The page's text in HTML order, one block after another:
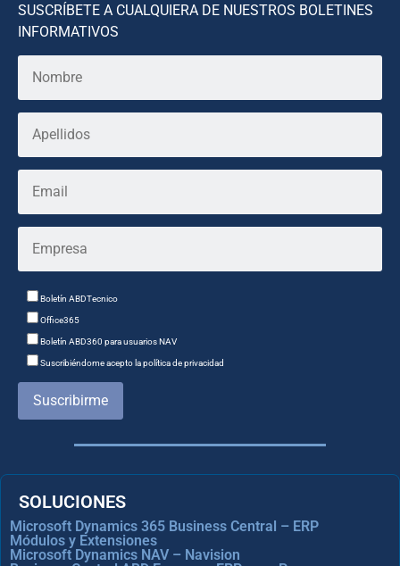
SUSCRÍBETE A CUALQUIERA DE NUESTROS BOLETINES
INFORMATIVOS
Boletín ABDTecnico
Office365
Boletín ABD360 para usuarios NAV
Suscribiéndome acepto la política de privacidad
Suscribirme
SOLUCIONES
Microsoft Dynamics 365 Business Central – ERP
Módulos y Extensiones
Microsoft Dynamics NAV – Navision